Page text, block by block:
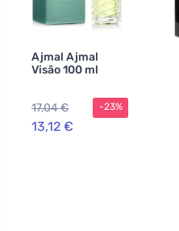
Ajmal Ajmal
Visão 100 ml
17,04 €
13,12 €
-23%